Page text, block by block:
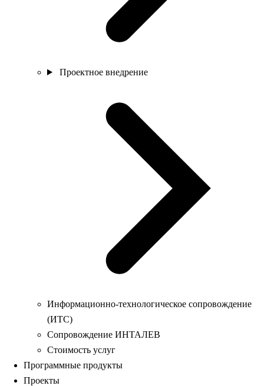
Проектное внедрение
Информационно-технологическое сопровождение
(ИТС)
Сопровождение ИНТАЛЕВ
Стоимость услуг
Программные продукты
Проекты